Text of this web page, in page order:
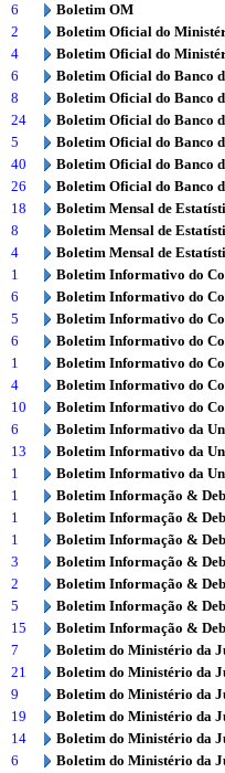
6
Boletim OM
2
Boletim Oficial do
4
Boletim Oficial do
6
Boletim Oficial do Banco
8
Boletim Oficial do Banco
24
Boletim Oficial do Banco
5
Boletim Oficial do Banco
40
Boletim Oficial do Banco
26
Boletim Oficial do Banco
18
Boletim Mensal de
8
Boletim Mensal de
4
Boletim Mensal de
1
Boletim Informativo do
6
Boletim Informativo do
5
Boletim Informativo do
6
Boletim Informativo do
1
Boletim Informativo do
4
Boletim Informativo do
10
Boletim Informativo do
6
Boletim Informativo da
13
Boletim Informativo da
1
Boletim Informativo da
1
Boletim Informação &
1
Boletim Informação &
1
Boletim Informação &
3
Boletim Informação &
2
Boletim Informação &
5
Boletim Informação &
15
Boletim Informação &
7
Boletim do Ministério da
21
Boletim do Ministério da
9
Boletim do Ministério da
19
Boletim do Ministério da
14
Boletim do Ministério da
6
Boletim do Ministério da